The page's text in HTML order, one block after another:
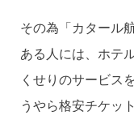
その為「カタール
ある人には、ホテ
くせりのサービス
うやら格安チケッ